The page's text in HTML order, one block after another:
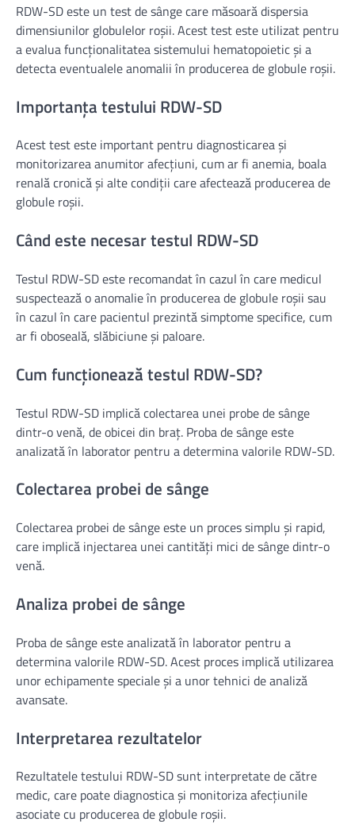
RDW-SD este un test de sânge care măsoară dispersia
dimensiunilor globulelor roșii. Acest test este utilizat pentru
a evalua funcționalitatea sistemului hematopoietic și a
detecta eventualele anomalii în producerea de globule roșii.
Importanța testului RDW-SD
Acest test este important pentru diagnosticarea și
monitorizarea anumitor afecțiuni, cum ar fi anemia, boala
renală cronică și alte condiții care afectează producerea de
globule roșii.
Când este necesar testul RDW-SD
Testul RDW-SD este recomandat în cazul în care medicul
suspectează o anomalie în producerea de globule roșii sau
în cazul în care pacientul prezintă simptome specifice, cum
ar fi oboseală, slăbiciune și paloare.
Cum funcționează testul RDW-SD?
Testul RDW-SD implică colectarea unei probe de sânge
dintr-o venă, de obicei din braț. Proba de sânge este
analizată în laborator pentru a determina valorile RDW-SD.
Colectarea probei de sânge
Colectarea probei de sânge este un proces simplu și rapid,
care implică injectarea unei cantități mici de sânge dintr-o
venă.
Analiza probei de sânge
Proba de sânge este analizată în laborator pentru a
determina valorile RDW-SD. Acest proces implică utilizarea
unor echipamente speciale și a unor tehnici de analiză
avansate.
Interpretarea rezultatelor
Rezultatele testului RDW-SD sunt interpretate de către
medic, care poate diagnostica și monitoriza afecțiunile
asociate cu producerea de globule roșii.